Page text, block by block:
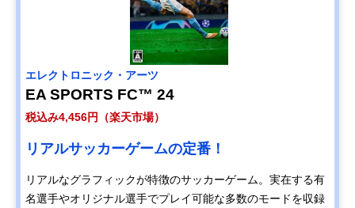
エレクトロニック・アーツ
EA SPORTS FC™ 24
税込み4,456円（楽天市場）
リアルサッカーゲームの定番！
リアルなグラフィックが特徴のサッカーゲーム。実在する有
名選手やオリジナル選手でプレイ可能な多数のモードを収録